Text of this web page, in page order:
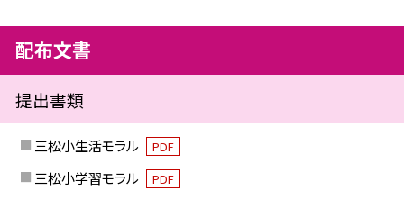
配布文書
提出書類
三松小生活モラル PDF
三松小学習モラル PDF